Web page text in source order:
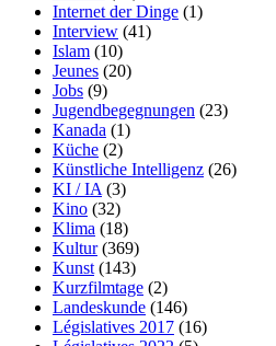
Internet der Dinge (1)
Interview (41)
Islam (10)
Jeunes (20)
Jobs (9)
Jugendbegegnungen (23)
Kanada (1)
Küche (2)
Künstliche Intelligenz (26)
KI / IA (3)
Kino (32)
Klima (18)
Kultur(369)
Kunst (143)
Kurzfilmtage (2)
Landeskunde (146)
Législatives 2017 (16)